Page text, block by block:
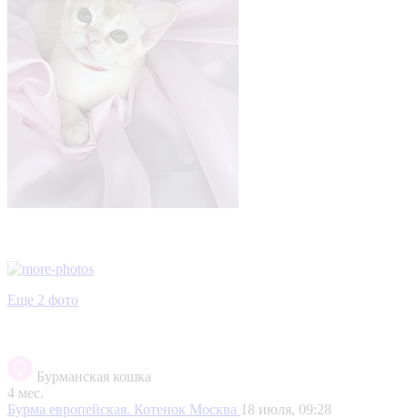
Еще 2 фото
Бурманская кошка
4 мес.
Бурма европейская. Котенок Москва 18 июля, 09:28